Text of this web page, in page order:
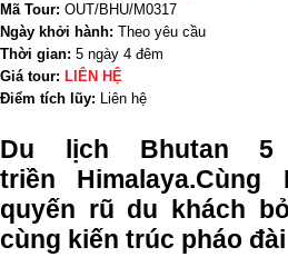
Mã Tour: OUT/BHU/M0317
Ngày khởi hành: Theo yêu cầu
Thời gian: 5 ngày 4 đêm
Giá tour: LIÊN HỆ
Điểm tích lũy: Liên hệ
Du lịch Bhutan
triền Himalaya.Cùng
quyến rũ du khách
cùng kiến trúc pháo